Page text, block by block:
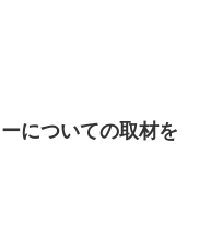
についての取材を